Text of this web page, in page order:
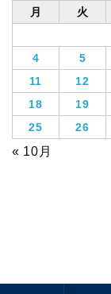
月 火
4
5
11
12
18
19
25
26
« 10月